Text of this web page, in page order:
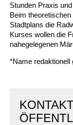
Stunden Praxis
Beim
Stadtplans die
Kurses wollen die
nahegelegenen
*Name redaktionell